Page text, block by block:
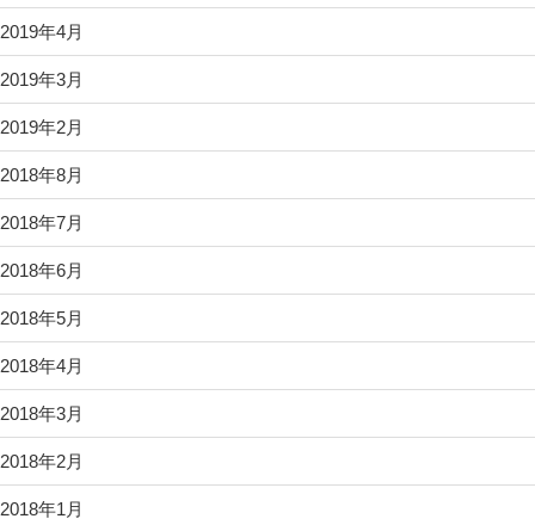
2019年4月
2019年3月
2019年2月
2018年8月
2018年7月
2018年6月
2018年5月
2018年4月
2018年3月
2018年2月
2018年1月